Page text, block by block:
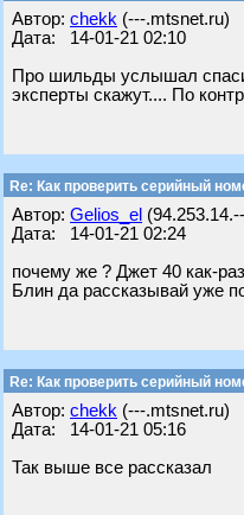
Автор: chekk (---.mtsnet.ru)
Дата: 14-01-21 02:10
Про шильды услышал
эксперты скажут.... По
Re: Как проверить серийный
Автор: Gelios_el
Дата: 14-01-21 02:24
почему же ? Джет 40 как-
Блин да рассказывай уже
Re: Как проверить серийный
Автор: chekk (---.mtsnet.ru)
Дата: 14-01-21 05:16
Так выше все рассказал